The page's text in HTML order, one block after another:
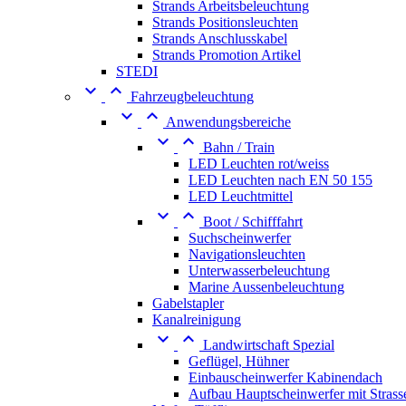
Strands Arbeitsbeleuchtung
Strands Positionsleuchten
Strands Anschlusskabel
Strands Promotion Artikel
STEDI
  Fahrzeugbeleuchtung
  Anwendungsbereiche
  Bahn / Train
LED Leuchten rot/weiss
LED Leuchten nach EN 50 155
LED Leuchtmittel
  Boot / Schifffahrt
Suchscheinwerfer
Navigationsleuchten
Unterwasserbeleuchtung
Marine Aussenbeleuchtung
Gabelstapler
Kanalreinigung
  Landwirtschaft Spezial
Geflügel, Hühner
Einbauscheinwerfer Kabinendach
Aufbau Hauptscheinwerfer mit